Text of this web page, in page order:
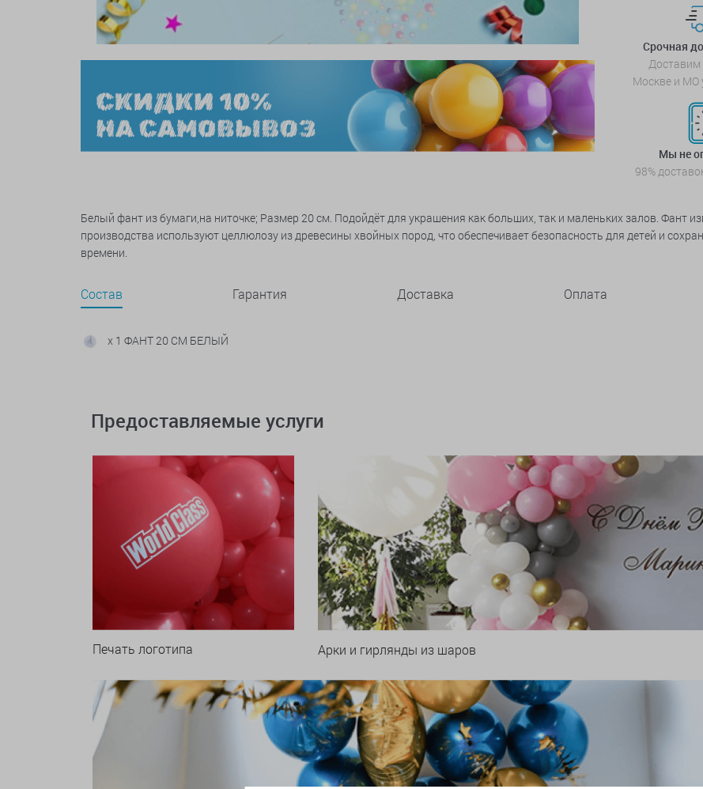
Срочная
Доставим
Москве и МО
Мы не
98%
Белый фант из бумаги,на ниточке; Размер 20 см. Подойдёт для украшения как больших, так и маленьких залов. Фант
производства используют целлюлозу из древесины хвойных пород, что обеспечивает безопасность для детей и
времени.
Состав Гарантия Доставка Оплата
x 1 ФАНТ 20 СМ БЕЛЫЙ
Предоставляемые услуги
Печать логотипа Арки и гирлянды из шаров